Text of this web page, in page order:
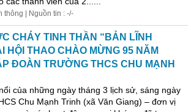
thông | Nguồn tin : -/-
CHÁY TINH THẦN “BẢN LĨNH
HỘI THAO CHÀO MỪNG 95 NĂM
ĐOÀN TRƯỜNG THCS CHU MẠNH
của những ngày tháng 3 lịch sử, sáng ngày
Chu Mạnh Trinh (xã Văn Giang) – đơn vị